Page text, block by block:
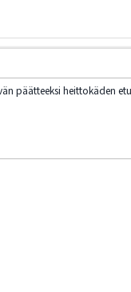
päätteeksi heittokäden